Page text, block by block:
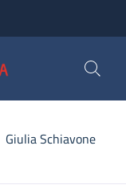
Giulia Schiavone